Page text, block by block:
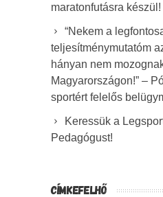
maratonfutásra készül!
“Nekem a
teljesítménymutatóm
hányan nem
Magyarországon!” –
sportért felelős
Keressük a
Pedagógust!
CÍMKEFELHŐ